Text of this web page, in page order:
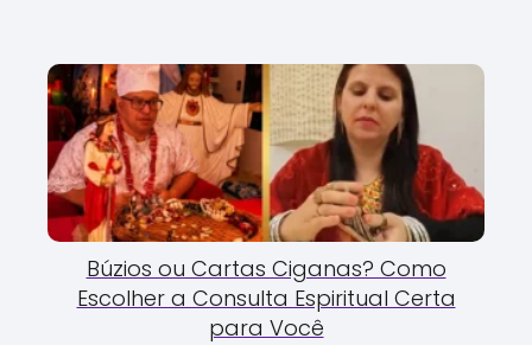
Búzios ou Cartas Ciganas? Como
Escolher a Consulta Espiritual Certa
para Você